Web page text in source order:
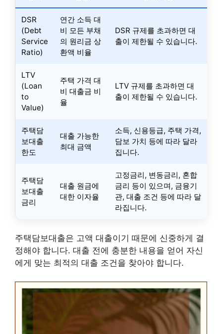
DSR
(Debt
Service
Ratio)
연간 소득 대
비 모든 부채
의 원리금 상
환액 비율
DSR 규제를 초과하면 대
출이 제한될 수 있습니다.
LTV
(Loan
to
Value)
주택 가격 대
비 대출금 비
율
LTV 규제를 초과하면 대
출이 제한될 수 있습니다.
주택담
보대출
한도
대출 가능한
최대 금액
소득, 신용등급, 주택 가격,
담보 가치 등에 따라 달라
집니다.
주택담
보대출
금리
대출 원금에
대한 이자율
고정금리, 변동금리, 혼합
금리 등이 있으며, 금융기
관, 대출 조건 등에 따라 달
라집니다.
주택담보대출은 고액 대출이기 때문에 신중하게 결
정해야 합니다. 대출 전에 충분한 내용을 얻어 자신
에게 맞는 최적의 대출 조건을 찾아야 합니다.